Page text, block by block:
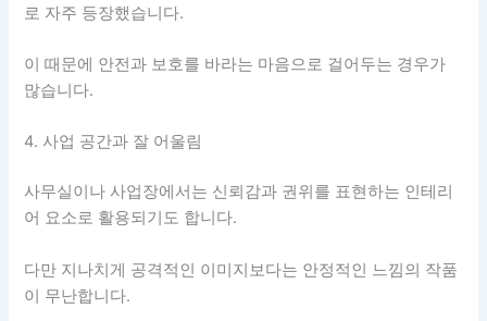
로 자주 등장했습니다.
이 때문에 안전과 보호를 바라는 마음으로 걸어두는 경우가
많습니다.
4. 사업 공간과 잘 어울림
사무실이나 사업장에서는 신뢰감과 권위를 표현하는 인테리
어 요소로 활용되기도 합니다.
다만 지나치게 공격적인 이미지보다는 안정적인 느낌의 작품
이 무난합니다.